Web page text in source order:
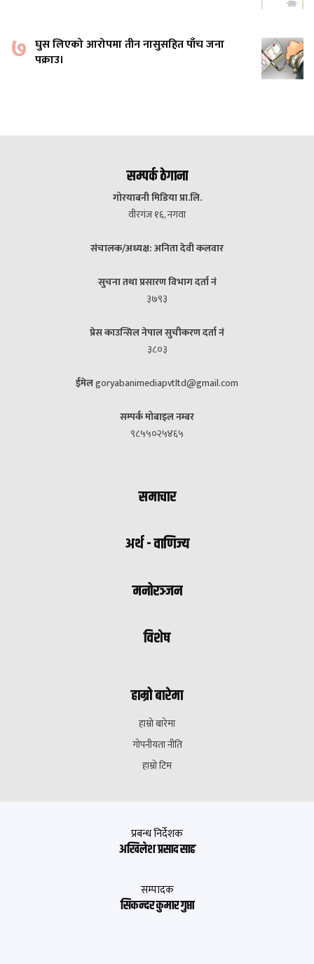
७ घुस लिएको आरोपमा तीन नासुसहित पाँच जना
पक्राउ।
सम्पर्क ठेगाना
गोरयाबनी मिडिया प्रा.लि.
वीरगंज १६, नगवा
संचालक/अध्यक्ष: अनिता देवी कलवार
सुचना तथा प्रसारण विभाग दर्ता नं
३७९३
प्रेस काउन्सिल नेपाल सुचीकरण दर्ता नं
३८०३
ईमेलgoryabanimediapvtltd@gmail.com
सम्पर्क मोबाइल नम्बर
९८५५०२५४६५
समाचार
अर्थ - वाणिज्य
मनोरञ्जन
विशेष
हाम्रो बारेमा
हाम्रो बारेमा
गोपनीयता नीति
हाम्रो टिम
प्रबन्ध निर्देशक
अखिलेश प्रसाद साह
सम्पादक
सिकन्दर कुमार गुप्ता